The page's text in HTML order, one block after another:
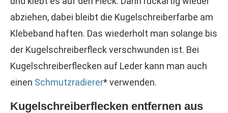
abziehen, dabei bleibt die Kugelschreiberfarbe am
Klebeband haften. Das wiederholt man solange bis
der Kugelschreiberfleck verschwunden ist. Bei
Kugelschreiberflecken auf Leder kann man auch
einen Schmutzradierer* verwenden.
Kugelschreiberflecken entfernen aus